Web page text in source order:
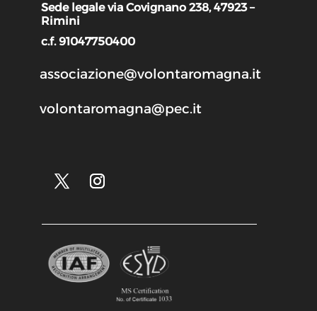
Sede legale via Covignano 238, 47923 –
Rimini
c.f. 91047750400
associazione@volontaromagna.it
volontaromagna@pec.it